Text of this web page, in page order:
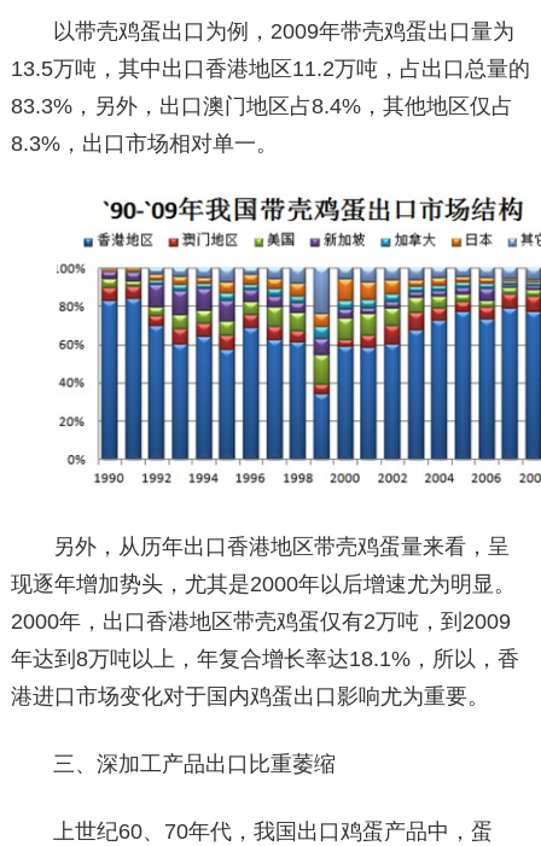
以带壳鸡蛋出口为例，2009年带壳鸡蛋出口量为
13.5万吨，其中出口香港地区11.2万吨，占出口总量的
83.3%，另外，出口澳门地区占8.4%，其他地区仅占
8.3%，出口市场相对单一。
另外，从历年出口香港地区带壳鸡蛋量来看，呈
现逐年增加势头，尤其是2000年以后增速尤为明显。
2000年，出口香港地区带壳鸡蛋仅有2万吨，到2009
年达到8万吨以上，年复合增长率达18.1%，所以，香
港进口市场变化对于国内鸡蛋出口影响尤为重要。
三、深加工产品出口比重萎缩
上世纪60、70年代，我国出口鸡蛋产品中，蛋